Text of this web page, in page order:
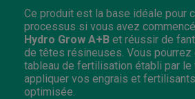
Ce produit est la base idéale pour
processus si vous avez
Hydro Grow A+B et réussir de
de têtes résineuses. Vous pourrez
tableau de fertilisation établi par le
appliquer vos engrais et
optimisée.